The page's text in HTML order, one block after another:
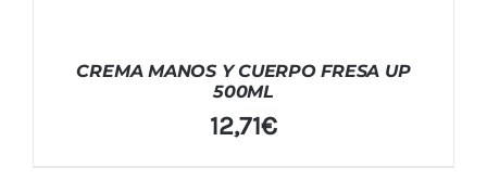
CREMA MANOS Y CUERPO FRESA UP
500ML
12,71€